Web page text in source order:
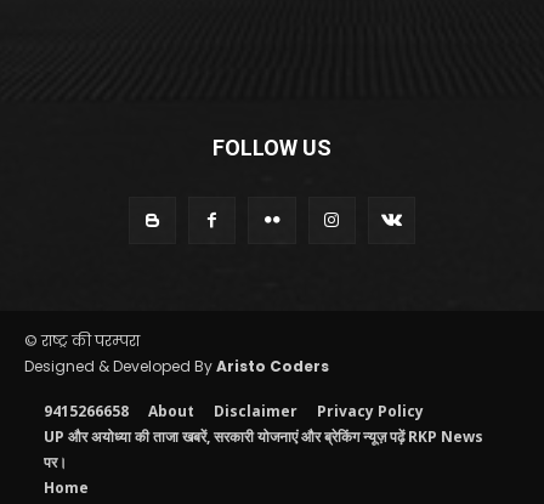
FOLLOW US
© राष्ट्र की परम्परा
Designed & Developed ByAristo Coders
9415266658 About Disclaimer
Privacy Policy
UP और अयोध्या की ताजा खबरें, सरकारी योजनाएं और ब्रेकिंग न्यूज़ पढ़ें RKP News
पर।
Home